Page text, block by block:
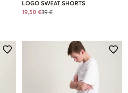
LOGO SWEAT SHORTS
19,50 €39 €